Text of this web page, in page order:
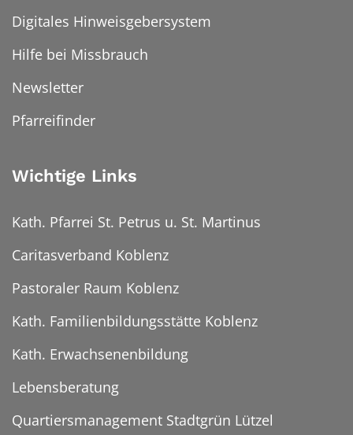
Digitales Hinweisgebersystem
Hilfe bei Missbrauch
Newsletter
Pfarreifinder
Wichtige Links
Kath. Pfarrei St. Petrus u. St. Martinus
Caritasverband Koblenz
Pastoraler Raum Koblenz
Kath. Familienbildungsstätte Koblenz
Kath. Erwachsenenbildung
Lebensberatung
Quartiersmanagement Stadtgrün Lützel